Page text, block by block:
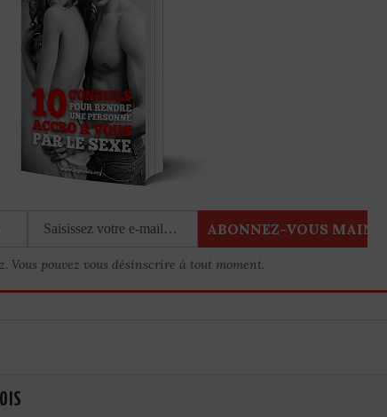
Vous pouvez vous désinscrire à tout moment.